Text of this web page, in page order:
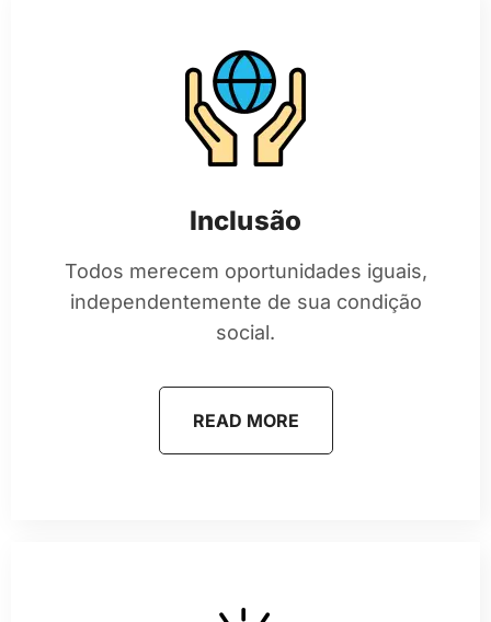
Inclusão
Todos merecem oportunidades iguais,
independentemente de sua condição
social.
READ MORE